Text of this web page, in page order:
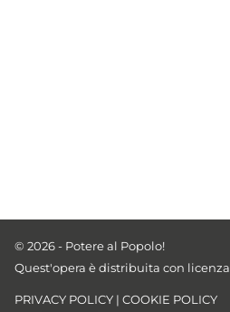
© 2026 - Potere al Popolo!
Quest'opera è distribuita con licenza
PRIVACY POLICY | COOKIE POLICY